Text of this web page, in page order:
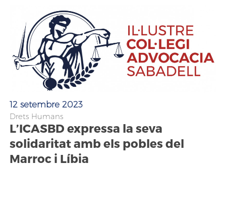
12 setembre 2023
Drets Humans
L’ICASBD expressa la seva
solidaritat amb els pobles del
Marroc i Líbia